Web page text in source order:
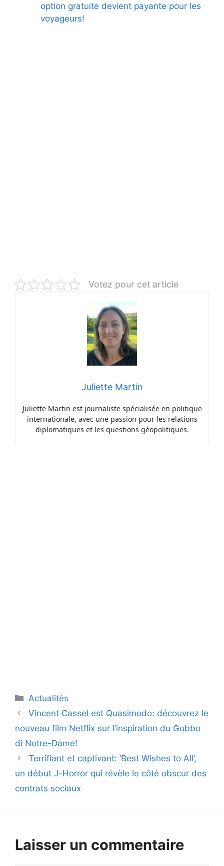
option gratuite devient payante pour les
voyageurs!
Votez pour cet article
Juliette Martin
Juliette Martin est journaliste spécialisée en politique
internationale, avec une passion pour les relations
diplomatiques et les questions géopolitiques.
Catégories
Actualités
Vincent Cassel est Quasimodo: découvrez le
nouveau film Netflix sur l’inspiration du Gobbo
di Notre-Dame!
Terrifiant et captivant: ‘Best Wishes to All’,
un début J-Horror qui révèle le côté obscur des
contrats sociaux
Laisser un commentaire